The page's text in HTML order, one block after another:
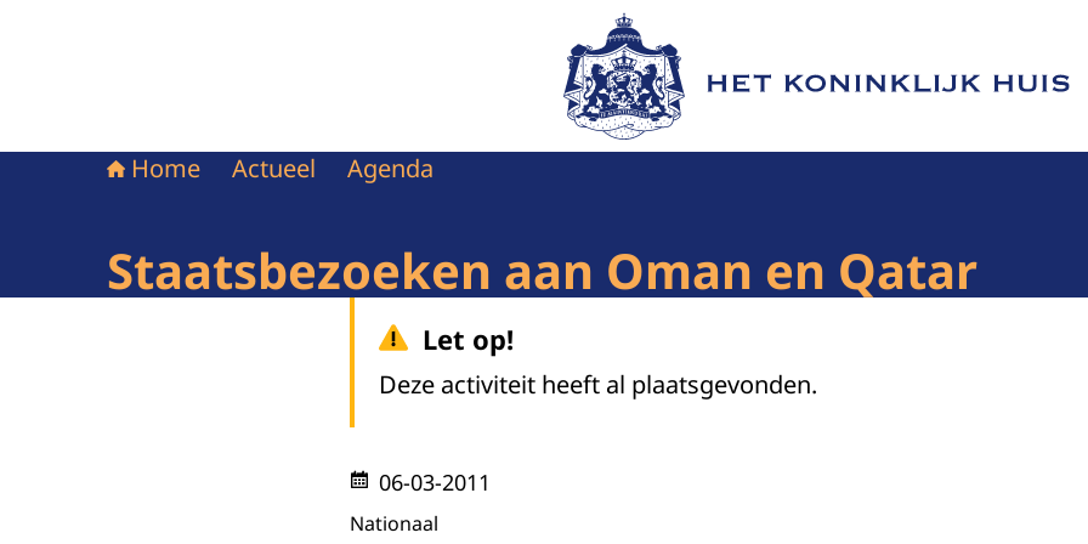
Naar de homepage van Het Koninklijk Huis
Home Actueel Agenda
Staatsbezoeken aan Oman en Qatar
Let op!
Deze activiteit heeft al plaatsgevonden.
06-03-2011
Nationaal